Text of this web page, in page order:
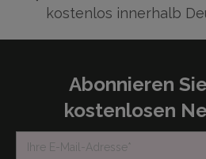
kostenlos innerhalb
Abonnieren
kostenlosen